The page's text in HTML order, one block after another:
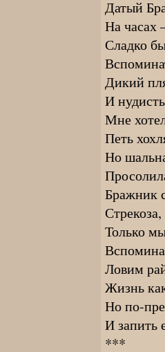
Датый
На часах
Сладко
Дикий
И
Мне
Петь
Но
Бражник
Только
Ловим
Жизнь
Но по-
И запить
***